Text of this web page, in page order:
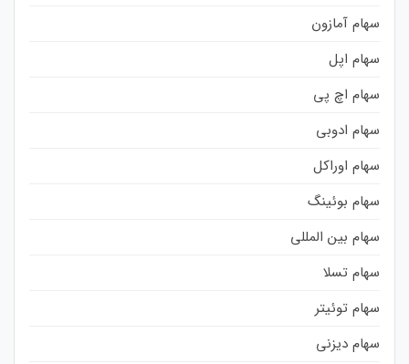
سهام آمازون
سهام اپل
سهام اچ پی
سهام ادوبی
سهام اوراکل
سهام بوئینگ
سهام بین المللی
سهام تسلا
سهام توئیتر
سهام دیزنی